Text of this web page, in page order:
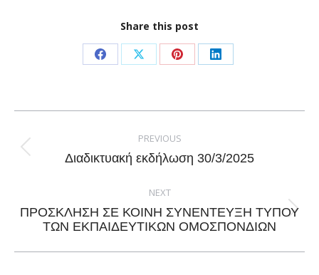
Share this post
Share
Facebook
Share
X
Share
Pinterest
Share
LinkedIn
navigation
PREVIOUS
Previous
Διαδικτυακή εκδήλωση 30/3/2025
NEXT
Next
ΠΡΟΣΚΛΗΣΗ ΣΕ ΚΟΙΝΗ ΣΥΝΕΝΤΕΥΞΗ ΤΥΠΟΥ
ΤΩΝ ΕΚΠΑΙΔΕΥΤΙΚΩΝ ΟΜΟΣΠΟΝΔΙΩΝ